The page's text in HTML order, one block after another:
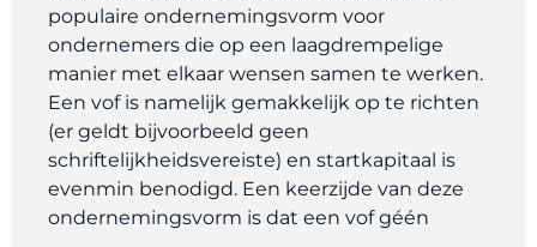
populaire ondernemingsvorm voor
ondernemers die op een laagdrempelige
manier met elkaar wensen samen te werken.
Een vof is namelijk gemakkelijk op te richten
(er geldt bijvoorbeeld geen
schriftelijkheidsvereiste) en startkapitaal is
evenmin benodigd. Een keerzijde van deze
ondernemingsvorm is dat een vof géén